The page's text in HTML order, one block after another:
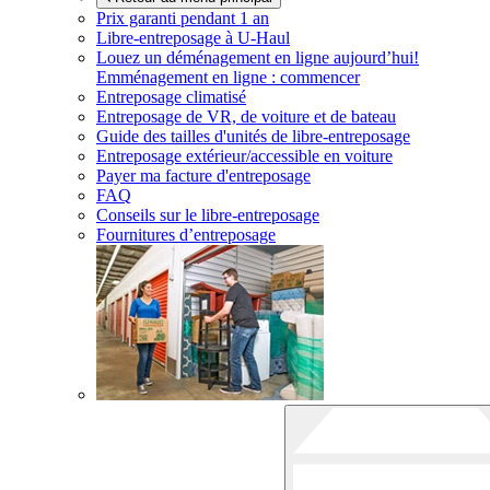
Prix garanti pendant 1 an
Libre-entreposage à U-Haul
Louez un déménagement en ligne aujourd’hui!
Emménagement en ligne : commencer
Entreposage climatisé
Entreposage de VR, de voiture et de bateau
Guide des tailles d'unités de libre-entreposage
Entreposage extérieur/accessible en voiture
Payer ma facture d'entreposage
FAQ
Conseils sur le libre-entreposage
Fournitures d’entreposage